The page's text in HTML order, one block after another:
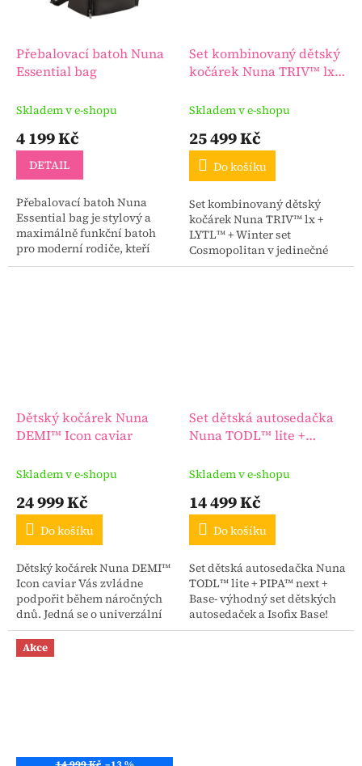
Přebalovací batoh Nuna
Essential bag
Skladem v e-shopu
4 199 Kč
DETAIL
Přebalovací batoh Nuna
Essential bag je stylový a
maximálně funkční batoh
pro moderní rodiče, kteří
chtějí mít všechno po ruce
Set kombinovaný dětský
kočárek Nuna TRIV™ lx +
Cosmopolitan
Skladem v e-shopu
25 499 Kč
Do košíku
Set kombinovaný dětský
kočárek Nuna TRIV™ lx +
LYTL™ + Winter set
Cosmopolitan v jedinečné
nabídce a v krásné barevné
Dětský kočárek Nuna
DEMI™ Icon caviar
Skladem v e-shopu
24 999 Kč
Do košíku
Dětský kočárek Nuna DEMI™
Icon caviar Vás zvládne
podpořit během náročných
dnů. Jedná se o univerzální
kočárek se zcela výjimečným
košíkem, který zvládne
pobrat obří nákup a...
Set dětská autosedačka
Nuna TODL™ lite +
Skladem v e-shopu
14 499 Kč
Do košíku
Set dětská autosedačka Nuna
TODL™ lite + PIPA™ next +
Base- výhodný set dětských
autosedaček a Isofix Base!
Akce